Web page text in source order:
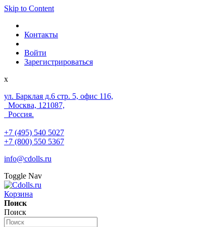
Skip to Content
Контакты
Войти
Зарегистрироваться
x
ул. Барклая д.6 стр. 5, офис 116,
Москва, 121087,
Россия.
+7 (495) 540 5027
+7 (800) 550 5367
info@cdolls.ru
Toggle Nav
Корзина
Поиск
Поиск